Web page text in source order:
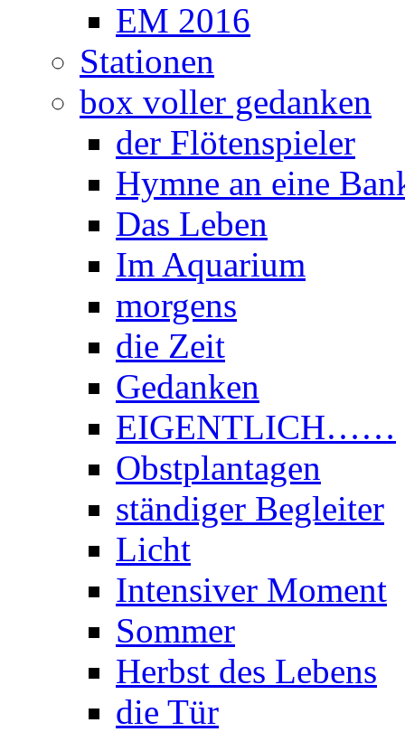
EM 2016
Stationen
box voller gedanken
der Flötenspieler
Hymne an eine
Das Leben
Im Aquarium
morgens
die Zeit
Gedanken
EIGENTLICH……
Obstplantagen
ständiger Begleiter
Licht
Intensiver Moment
Sommer
Herbst des Lebens
die Tür